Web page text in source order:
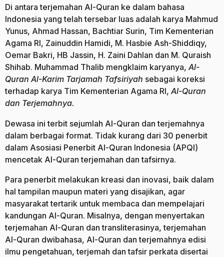
Di antara terjemahan Al-Quran ke dalam bahasa
Indonesia yang telah tersebar luas adalah karya Mahmud
Yunus, Ahmad Hassan, Bachtiar Surin, Tim Kementerian
Agama RI, Zainuddin Hamidi, M. Hasbie Ash-Shiddiqy,
Oemar Bakri, HB Jassin, H. Zaini Dahlan dan M. Quraish
Shihab. Muhammad Thalib mengklaim karyanya,Al-
Quran Al-Karim Tarjamah Tafsiriyah sebagai koreksi
terhadap karya Tim Kementerian Agama RI,Al-Quran
dan Terjemahnya.
Dewasa ini terbit sejumlah Al-Quran dan terjemahnya
dalam berbagai format. Tidak kurang dari 30 penerbit
dalam Asosiasi Penerbit Al-Quran Indonesia (APQI)
mencetak Al-Quran terjemahan dan tafsirnya.
Para penerbit melakukan kreasi dan inovasi, baik dalam
hal tampilan maupun materi yang disajikan, agar
masyarakat tertarik untuk membaca dan mempelajari
kandungan Al-Quran. Misalnya, dengan menyertakan
terjemahan Al-Quran dan transliterasinya, terjemahan
Al-Quran dwibahasa, Al-Quran dan terjemahnya edisi
ilmu pengetahuan, terjemah dan tafsir perkata disertai